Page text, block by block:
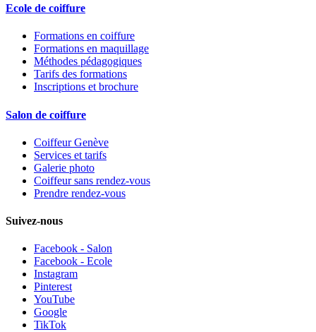
Ecole de coiffure
Formations en coiffure
Formations en maquillage
Méthodes pédagogiques
Tarifs des formations
Inscriptions et brochure
Salon de coiffure
Coiffeur Genève
Services et tarifs
Galerie photo
Coiffeur sans rendez-vous
Prendre rendez-vous
Suivez-nous
Facebook - Salon
Facebook - Ecole
Instagram
Pinterest
YouTube
Google
TikTok